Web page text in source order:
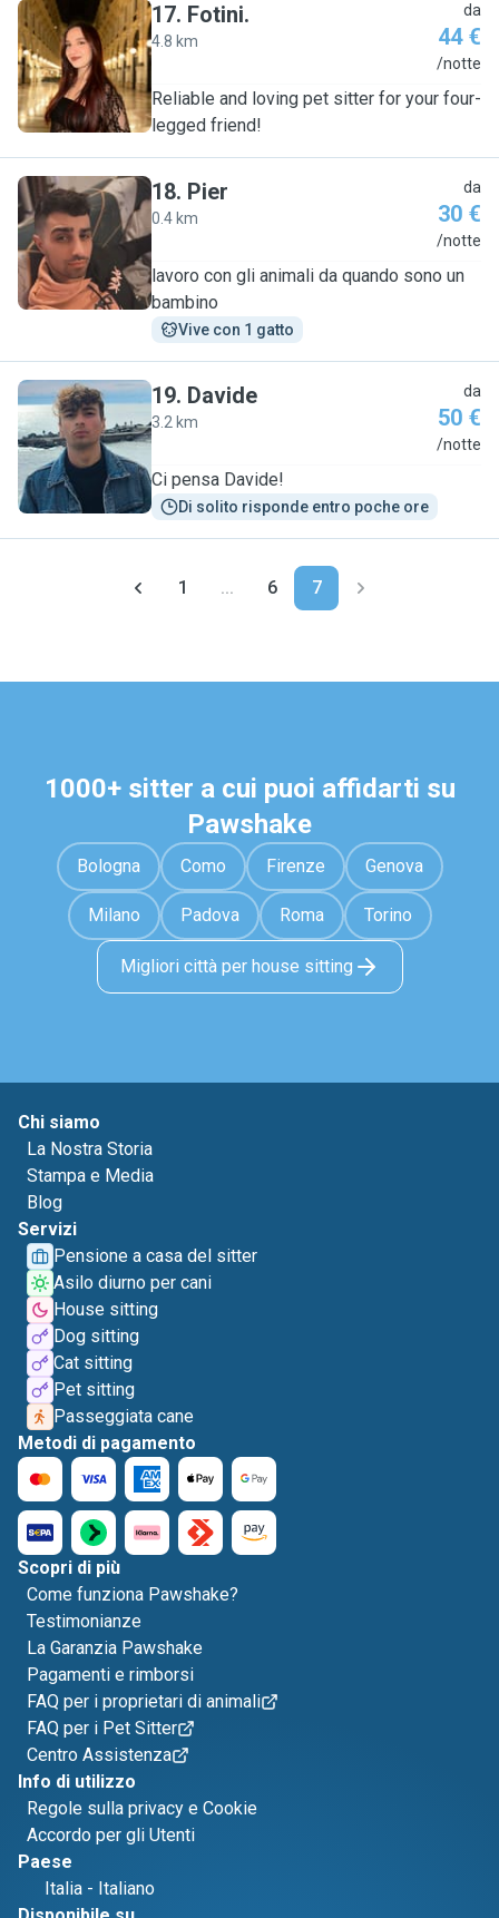
F
17. Fotini.
4.8 km
da
44 €
/notte
Reliable and loving pet sitter for your four-
legged friend!
P
18. Pier
0.4 km
da
30 €
/notte
lavoro con gli animali da quando sono un
bambino
Vive con 1 gatto
D
19. Davide
3.2 km
da
50 €
/notte
Ci pensa Davide!
Di solito risponde entro poche ore
1 ... 6 7
1000+ sitter a cui puoi affidarti su
Pawshake
Bologna Como Firenze Genova
Milano Padova Roma Torino
Migliori città per house sitting
Chi siamo
La Nostra Storia
Stampa e Media
Blog
Servizi
Pensione a casa del sitter
Asilo diurno per cani
House sitting
Dog sitting
Cat sitting
Pet sitting
Passeggiata cane
Metodi di pagamento
Scopri di più
Come funziona Pawshake?
Testimonianze
La Garanzia Pawshake
Pagamenti e rimborsi
FAQ per i proprietari di animali
FAQ per i Pet Sitter
Centro Assistenza
Info di utilizzo
Regole sulla privacy e Cookie
Accordo per gli Utenti
Paese
Italia - Italiano